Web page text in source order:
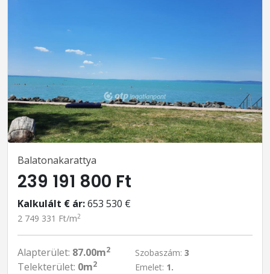
Balatonakarattya
239 191 800 Ft
Kalkulált € ár:653 530 €
2 749 331 Ft/m2
Alapterület: 87.00m2
Telekterület: 0m2
Szobaszám: 3
Emelet: 1.